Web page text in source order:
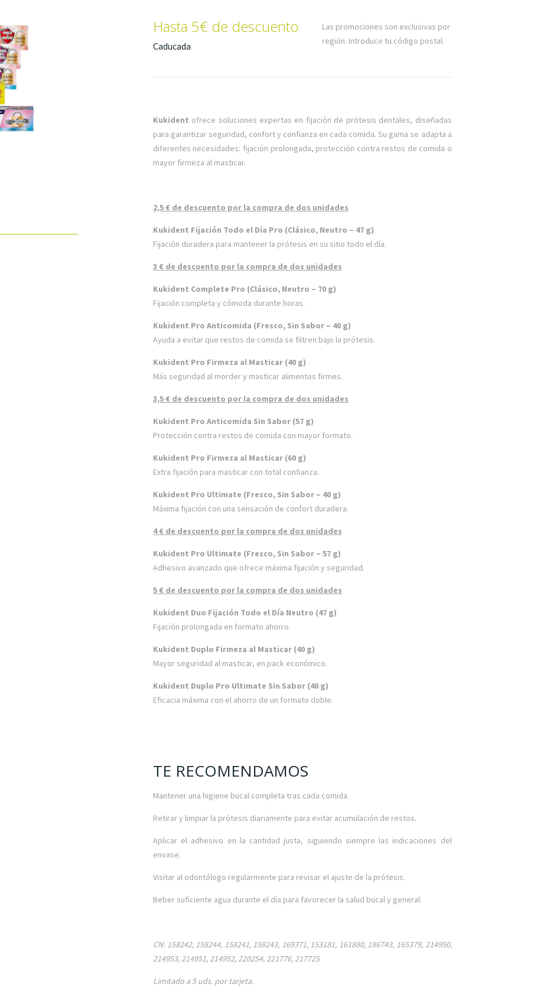
Hasta 5€ de descuento
Caducada
Las promociones son exclusivas por
región. Introduce tu código postal.
Kukident ofrece soluciones expertas en fijación de prótesis dentales, diseñadas
para garantizar seguridad, confort y confianza en cada comida. Su gama se adapta a
diferentes necesidades: fijación prolongada, protección contra restos de comida o
mayor firmeza al masticar.
2,5 € de descuento por la compra de dos unidades
Kukident Fijación Todo el Día Pro (Clásico, Neutro – 47 g)
Fijación duradera para mantener la prótesis en su sitio todo el día.
3 € de descuento por la compra de dos unidades
Kukident Complete Pro (Clásico, Neutro – 70 g)
Fijación completa y cómoda durante horas.
Kukident Pro Anticomida (Fresco, Sin Sabor – 40 g)
Ayuda a evitar que restos de comida se filtren bajo la prótesis.
Kukident Pro Firmeza al Masticar (40 g)
Más seguridad al morder y masticar alimentos firmes.
3,5 € de descuento por la compra de dos unidades
Kukident Pro Anticomida Sin Sabor (57 g)
Protección contra restos de comida con mayor formato.
Kukident Pro Firmeza al Masticar (60 g)
Extra fijación para masticar con total confianza.
Kukident Pro Ultimate (Fresco, Sin Sabor – 40 g)
Máxima fijación con una sensación de confort duradera.
4 € de descuento por la compra de dos unidades
Kukident Pro Ultimate (Fresco, Sin Sabor – 57 g)
Adhesivo avanzado que ofrece máxima fijación y seguridad.
5 € de descuento por la compra de dos unidades
Kukident Duo Fijación Todo el Día Neutro (47 g)
Fijación prolongada en formato ahorro.
Kukident Duplo Firmeza al Masticar (40 g)
Mayor seguridad al masticar, en pack económico.
Kukident Duplo Pro Ultimate Sin Sabor (40 g)
Eficacia máxima con el ahorro de un formato doble.
TE RECOMENDAMOS
Mantener una higiene bucal completa tras cada comida.
Retirar y limpiar la prótesis diariamente para evitar acumulación de restos.
Aplicar el adhesivo en la cantidad justa, siguiendo siempre las indicaciones del
envase.
Visitar al odontólogo regularmente para revisar el ajuste de la prótesis.
Beber suficiente agua durante el día para favorecer la salud bucal y general.
CN: 158242, 158244, 158241, 158243, 169371, 153181, 161880, 186743, 165379, 214950,
214953, 214951, 214952, 220254, 221776, 217725
Limitado a 5 uds. por tarjeta.